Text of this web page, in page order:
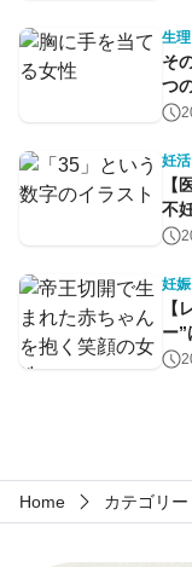
生
そ
つ
妊活
【
不
妊
【
ー
第1
Home カテゴリー